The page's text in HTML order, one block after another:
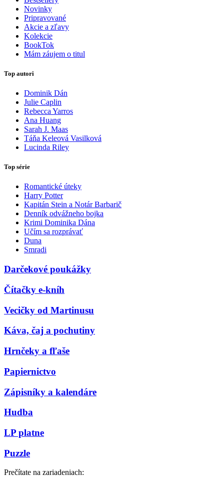
Novinky
Pripravované
Akcie a zľavy
Kolekcie
BookTok
Mám záujem o titul
Top autori
Dominik Dán
Julie Caplin
Rebecca Yarros
Ana Huang
Sarah J. Maas
Táňa Keleová Vasilková
Lucinda Riley
Top série
Romantické úteky
Harry Potter
Kapitán Stein a Notár Barbarič
Denník odvážneho bojka
Krimi Dominika Dána
Učím sa rozprávať
Duna
Smradi
Darčekové poukážky
Čítačky e-kníh
Vecičky od Martinusu
Káva, čaj a pochutiny
Hrnčeky a fľaše
Papiernictvo
Zápisníky a kalendáre
Hudba
LP platne
Puzzle
Prečítate na zariadeniach: